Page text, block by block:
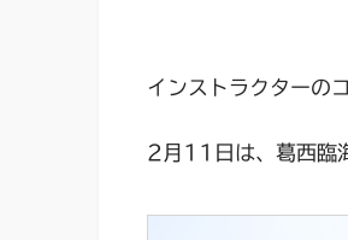
インストラクターの
2月11日は、葛西臨